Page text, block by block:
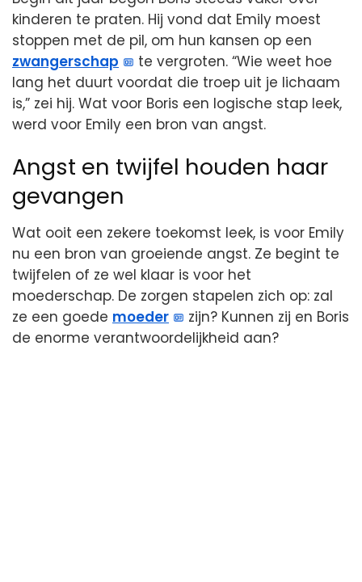
kinderen te praten. Hij vond dat Emily moest
stoppen met de pil, om hun kansen op een
zwangerschap
te vergroten. “Wie weet hoe
lang het duurt voordat die troep uit je lichaam
is,” zei hij. Wat voor Boris een logische stap leek,
werd voor Emily een bron van angst.
Angst en twijfel houden haar
gevangen
Wat ooit een zekere toekomst leek, is voor Emily
nu een bron van groeiende angst. Ze begint te
twijfelen of ze wel klaar is voor het
moederschap. De zorgen stapelen zich op: zal
ze een goede moeder
zijn? Kunnen zij en Boris
de enorme verantwoordelijkheid aan?